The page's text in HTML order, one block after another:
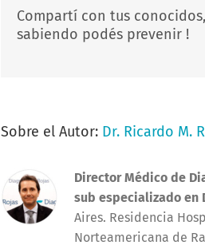
Compartí con tus
sabiendo podés prevenir !
Sobre el Autor: Dr. Ricardo M.
Director Médico de
sub especializado en
Aires. Residencia
Norteamericana de